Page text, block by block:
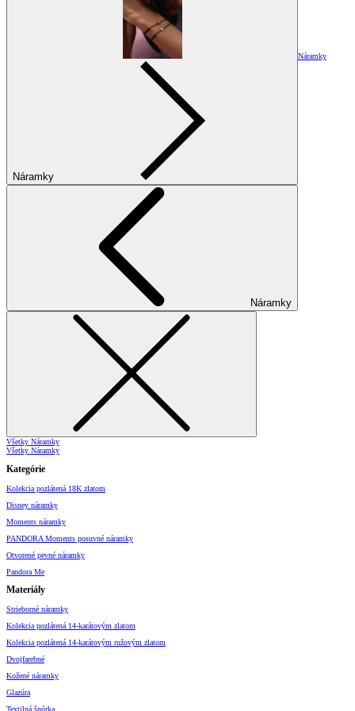
Náramky
Náramky
Náramky
Všetky Náramky
Všetky Náramky
Kategórie
Kolekcia pozlátená 18K zlatom
Disney náramky
Moments náramky
PANDORA Moments posuvné náramky
Otvorené pevné náramky
Pandora Me
Materiály
Strieborné náramky
Kolekcia pozlátená 14-karátovým zlatom
Kolekcia pozlátená 14-karátovým ružovým zlatom
Dvojfarebné
Kožené náramky
Glazúra
Textilná šnúrka